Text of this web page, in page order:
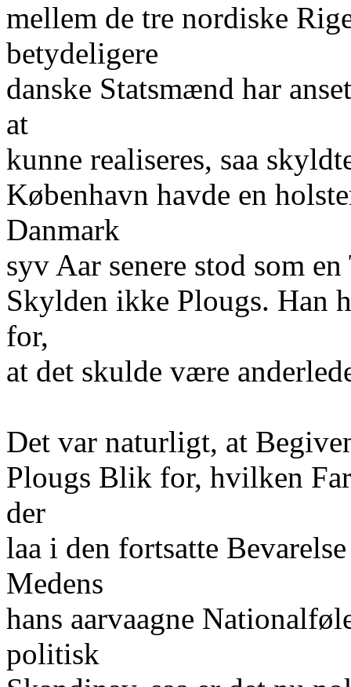
mellem de tre nordiske
betydeligere
danske Statsmænd har
at
kunne realiseres, saa
København havde en
Danmark
syv Aar senere stod som
Skylden ikke Plougs. Han
for,
at det skulde være
Det var naturligt, at
Plougs Blik for, hvilken
der
laa i den fortsatte
Medens
hans aarvaagne
politisk